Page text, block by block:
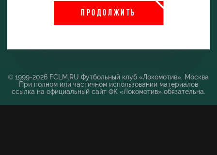
ПРОДОЛЖИТЬ
© 1999-2026 FCLM.RU Футбольный клуб «Локомотив», Москва
При полном или частичном использовании материалов
ссылка на официальный сайт ФК «Локомотив» обязательна.